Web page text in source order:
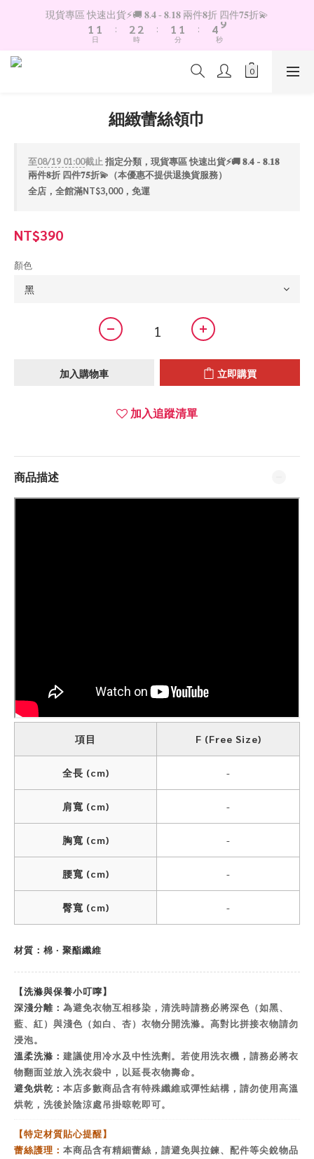
現貨專區 快速出貨⚡️🚚 𝟖.𝟒 - 𝟖.𝟏𝟖 兩件𝟖折 四件𝟕𝟓折💫
2
1
0
2
1
0
日
:
3
2
1
3
2
1
時
:
2
1
0
2
1
0
分
:
5
4
3
1
9
8
7
5
秒
細緻蕾絲領巾
至08/19 01:00截止 指定分類，現貨專區 快速出貨⚡️🚚 𝟖.𝟒 - 𝟖.𝟏𝟖
兩件𝟖折 四件𝟕𝟓折💫（本優惠不提供退換貨服務）
全店，全館滿NT$3,000，免運
NT$390
顏色
加入購物車 立即購買
加入追蹤清單
商品描述
項目 F (Free Size)
全長 (cm) -
肩寬 (cm) -
胸寬 (cm) -
腰寬 (cm) -
臀寬 (cm) -
材質：棉 ‧ 聚酯纖維
【洗滌與保養小叮嚀】
深淺分離： 為避免衣物互相移染，清洗時請務必將深色（如黑、
藍、紅）與淺色（如白、杏）衣物分開洗滌。高對比拼接衣物請勿
浸泡。
溫柔洗滌： 建議使用冷水及中性洗劑。若使用洗衣機，請務必將衣
物翻面並放入洗衣袋中，以延長衣物壽命。
避免烘乾： 本店多數商品含有特殊纖維或彈性結構，請勿使用高溫
烘乾，洗後於陰涼處吊掛晾乾即可。
【特定材質貼心提醒】
蕾絲護理： 本商品含有精細蕾絲，請避免與拉鍊、配件等尖銳物品